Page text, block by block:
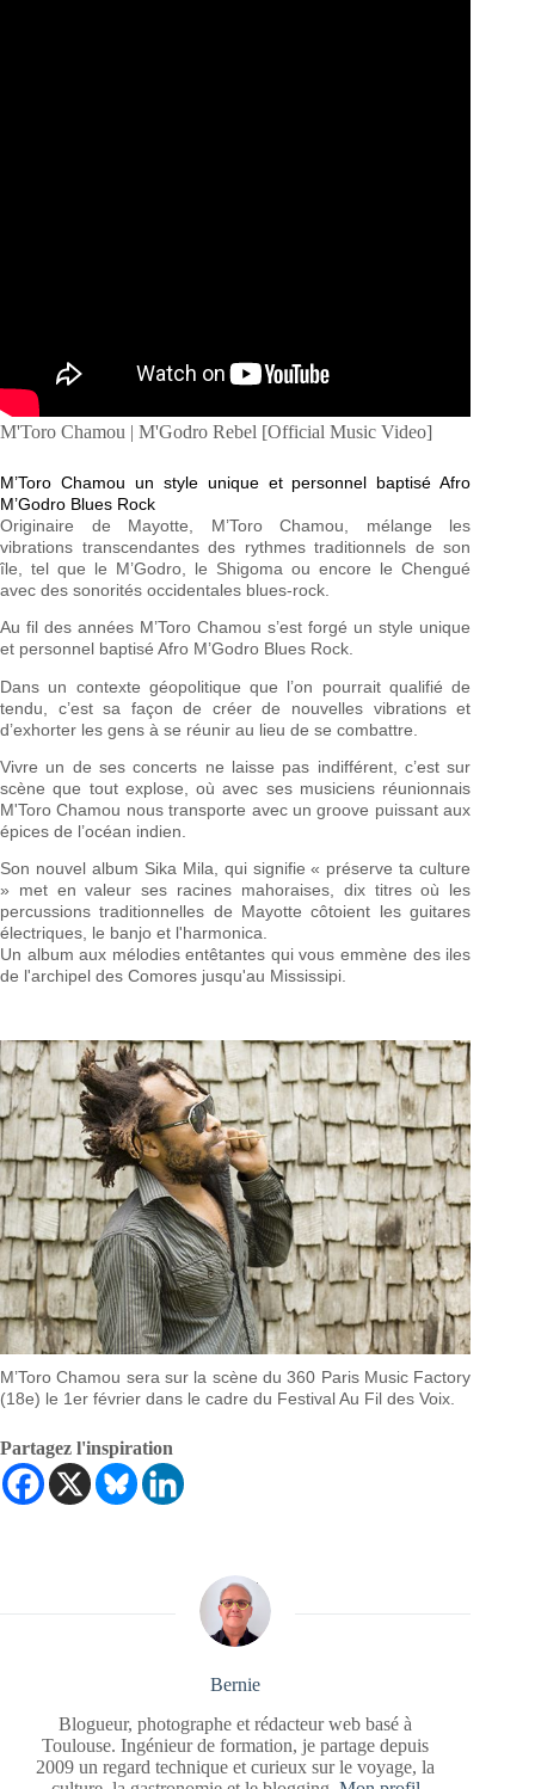
M'Toro Chamou | M'Godro Rebel [Official Music Video]
M’Toro Chamou un style unique et personnel baptisé Afro
M’Godro Blues Rock
Originaire de Mayotte, M’Toro Chamou, mélange les
vibrations transcendantes des rythmes traditionnels de son
île, tel que le M’Godro, le Shigoma ou encore le Chengué
avec des sonorités occidentales blues-rock.
Au fil des années M’Toro Chamou s’est forgé un style unique
et personnel baptisé Afro M’Godro Blues Rock.
Dans un contexte géopolitique que l’on pourrait qualifié de
tendu, c’est sa façon de créer de nouvelles vibrations et
d’exhorter les gens à se réunir au lieu de se combattre.
Vivre un de ses concerts ne laisse pas indifférent, c’est sur
scène que tout explose, où avec ses musiciens réunionnais
M'Toro Chamou nous transporte avec un groove puissant aux
épices de l’océan indien.
Son nouvel album Sika Mila, qui signifie « préserve ta culture
» met en valeur ses racines mahoraises, dix titres où les
percussions traditionnelles de Mayotte côtoient les guitares
électriques, le banjo et l'harmonica.
Un album aux mélodies entêtantes qui vous emmène des iles
de l'archipel des Comores jusqu'au Mississipi.
M’Toro Chamou sera sur la scène du 360 Paris Music Factory
(18e) le 1er février dans le cadre du Festival Au Fil des Voix.
Partagez l'inspiration
Bernie
Blogueur, photographe et rédacteur web basé à
Toulouse. Ingénieur de formation, je partage depuis
2009 un regard technique et curieux sur le voyage, la